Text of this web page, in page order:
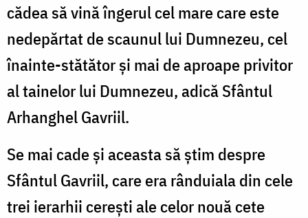
cădea să vină îngerul cel mare care este
nedepărtat de scaunul lui Dumnezeu, cel
înainte-stătător și mai de aproape privitor
al tainelor lui Dumnezeu, adică Sfântul
Arhanghel Gavriil.
Se mai cade și aceasta să știm despre
Sfântul Gavriil, care era rânduiala din cele
trei ierarhii cerești ale celor nouă cete